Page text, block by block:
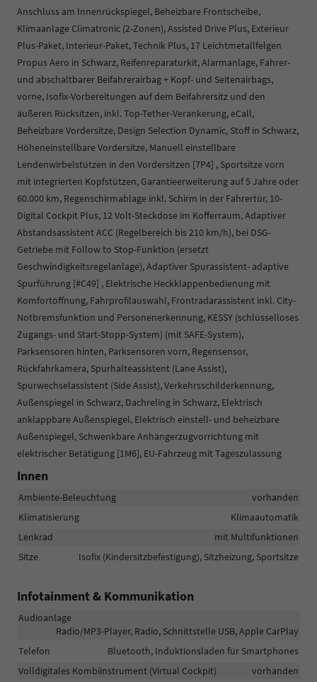
Anschluss am Innenrückspiegel, Beheizbare Frontscheibe,
Klimaanlage Climatronic (2-Zonen), Assisted Drive Plus, Exterieur
Plus-Paket, Interieur-Paket, Technik Plus, 17 Leichtmetallfelgen
Propus Aero in Schwarz, Reifenreparaturkit, Alarmanlage, Fahrer-
und abschaltbarer Beifahrerairbag + Kopf- und Seitenairbags,
vorne, Isofix-Vorbereitungen auf dem Beifahrersitz und den
äußeren Rücksitzen, inkl. Top-Tether-Verankerung, eCall,
Beheizbare Vordersitze, Design Selection Dynamic, Stoff in Schwarz,
Höheneinstellbare Vordersitze, Manuell einstellbare
Lendenwirbelstützen in den Vordersitzen [7P4] , Sportsitze vorn
mit integrierten Kopfstützen, Garantieerweiterung auf 5 Jahre oder
60.000 km, Regenschirmablage inkl. Schirm in der Fahrertür, 10-
Digital Cockpit Plus, 12 Volt-Steckdose im Kofferraum, Adaptiver
Abstandsassistent ACC (Regelbereich bis 210 km/h), bei DSG-
Getriebe mit Follow to Stop-Funktion (ersetzt
Geschwindigkeitsregelanlage), Adaptiver Spurassistent- adaptive
Spurführung [#C49] , Elektrische Heckklappenbedienung mit
Komfortöffnung, Fahrprofilauswahl, Frontradarassistent inkl. City-
Notbremsfunktion und Personenerkennung, KESSY (schlüsselloses
Zugangs- und Start-Stopp-System) (mit SAFE-System),
Parksensoren hinten, Parksensoren vorn, Regensensor,
Rückfahrkamera, Spurhalteassistent (Lane Assist),
Spurwechselassistent (Side Assist), Verkehrsschilderkennung,
Außenspiegel in Schwarz, Dachreling in Schwarz, Elektrisch
anklappbare Außenspiegel, Elektrisch einstell- und beheizbare
Außenspiegel, Schwenkbare Anhängerzugvorrichtung mit
elektrischer Betätigung [1M6], EU-Fahrzeug mit Tageszulassung
Innen
Ambiente-Beleuchtung
vorhanden
Klimatisierung
Klimaautomatik
Lenkrad
mit Multifunktionen
Sitze
Isofix (Kindersitzbefestigung), Sitzheizung, Sportsitze
Infotainment & Kommunikation
Audioanlage
Radio/MP3-Player, Radio, Schnittstelle USB, Apple CarPlay
Telefon
Bluetooth, Induktionsladen für Smartphones
Volldigitales Kombiinstrument (Virtual Cockpit)
vorhanden